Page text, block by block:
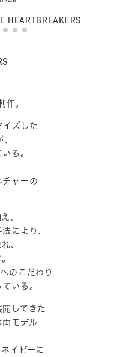
。
ズした
る。
チャーの
、
により、
、
のこだわり
いる。
してきた
モデル
イビーに